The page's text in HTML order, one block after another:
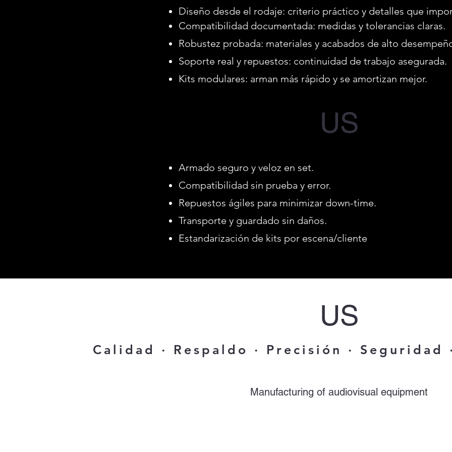
Diseño desde el rodaje: criterio práctico y detalles que
Compatibilidad documentada: medidas y tolerancias claras.
Robustez probada: materiales y acabados de alto
Soporte real y repuestos: continuidad de trabajo asegurada.
Kits modulares: arman más rápido y se amortizan mejor.
US
Armado seguro y veloz en set.
Compatibilidad sin prueba y error.
Repuestos ágiles para minimizar down-time.
Transporte y guardado sin daños.
Estandarización de kits por escena/cliente
US
Calidad · Respaldo · Precisión ·
Manufacturing of audiovisual equipment